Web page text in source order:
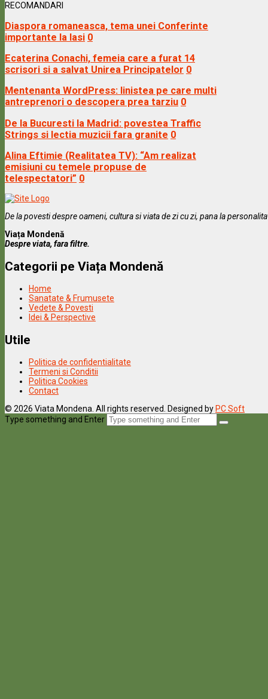
RECOMANDARI
Diaspora romaneasca, tema unei Conferinte
importante la Iasi 0
Ecaterina Conachi, femeia care a furat 14
scrisori si a salvat Unirea Principatelor 0
Mentenanta WordPress: linistea pe care multi
antreprenori o descopera prea tarziu 0
De la Bucuresti la Madrid: povestea Traffic
Strings si lectia muzicii fara granite 0
Alina Eftimie (Realitatea TV): “Am realizat
emisiuni cu temele propuse de
telespectatori” 0
De la povesti despre oameni, cultura si viata de zi cu zi, pana la
Viața Mondenă
Despre viata, fara filtre.
Categorii pe Viața Mondenă
Home
Sanatate & Frumusete
Vedete & Povesti
Idei & Perspective
Utile
Politica de confidentialitate
Termeni si Conditii
Politica Cookies
Contact
© 2026 Viata Mondena. All rights reserved. Designed by PC Soft
Type something and Enter